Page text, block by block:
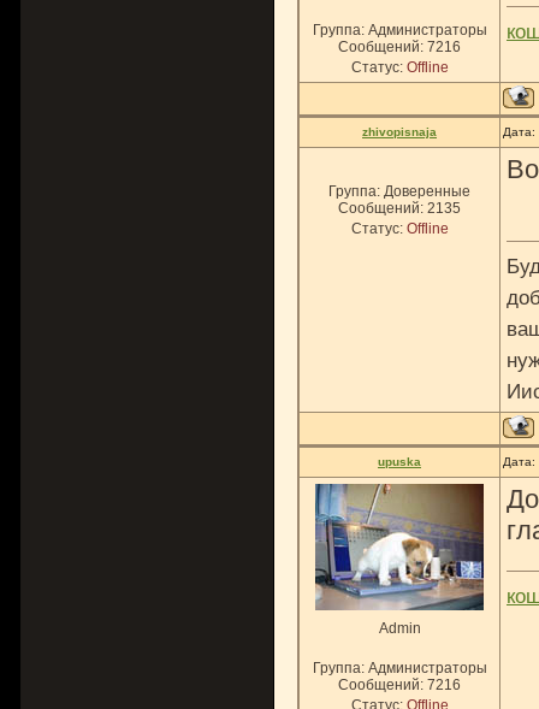
Группа: Администраторы
Сообщений: 7216
Статус: Offline
zhivopisnaja Дата:
Группа: Доверенные
Сообщений: 2135
Статус: Offline
upuska Дата:
Admin
Группа: Администраторы
Сообщений: 7216
Статус: Offline